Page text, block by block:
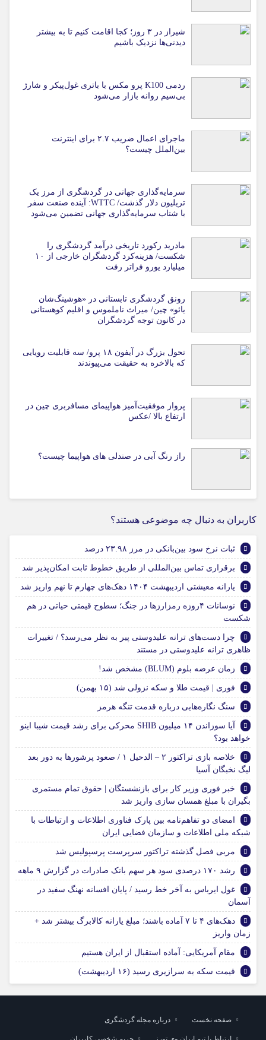
شیراز در ۳ روز؛ کجا اقامت کنیم تا به بیشتر
دیدنی‌ها نزدیک باشیم
ردمی K100 پرو مکس با باتری غول‌پیکر و شارژ
بی‌سیم روانه بازار می‌شود
ماجرای اعمال ضریب ۲.۷ برای اینترنت
بین‌الملل چیست؟
سرمایه‌گذاری جهانی در گردشگری از مرز یک
تریلیون دلار گذشت/ WTTC: آینده صنعت سفر
با شتاب سرمایه‌گذاری جهانی تضمین می‌شود
مادرید رکورد تاریخی درآمد گردشگری را
شکست/ هزینه‌کرد گردشگران خارجی از ۱۰
میلیارد یورو فراتر رفت
رونق گردشگری تابستانی در «هوشینگ‌شان
یائو» چین/ میراث ناملموس و اقلیم کوهستانی
در کانون توجه گردشگران
تحول بزرگ در آیفون ۱۸ پرو/ سه قابلیت رویایی
که بالاخره به حقیقت می‌پیوندند
پرواز موفقیت‌آمیز هواپیمای مسافربری چین در
ارتفاع بالا /عکس
راز رنگ آبی در صندلی های هواپیما چیست؟
کاربران به دنبال چه موضوعی هستند؟
ثبات نرخ سود بین‌بانکی در مرز ۲۳.۹۸ درصد
برقراری تماس بین‌المللی از طریق خطوط ثابت امکان‌پذیر شد
یارانه معیشتی اردیبهشت ۱۴۰۴ دهک‌های چهارم تا نهم واریز شد
نوسانات ۴روزه رمزارزها در جنگ؛ سطوح قیمتی حیاتی در هم
شکست
چرا دست‌های ترانه علیدوستی پیر به نظر می‌رسد؟ / تغییرات
ظاهری ترانه علیدوستی در مستند
زمان عرضه بلوم (BLUM) مشخص شد!
فوری | قیمت طلا و سکه نزولی شد (۱۵ بهمن)
سنگ نگاره‌هایی درباره قدمت تنگه هرمز
آیا سوزاندن ۱۴ میلیون SHIB محرکی برای رشد قیمت شیبا اینو
خواهد بود؟
خلاصه بازی تراکتور ۲ – الدحیل ۱ / صعود پرشور‌ها به دور بعد
لیگ نخبگان آسیا
خبر فوری وزیر کار برای بازنشستگان | حقوق تمام مستمری
بگیران با مبلغ همسان سازی واریز شد
امضای دو تفاهم‌نامه بین پارک فناوری اطلاعات و ارتباطات با
شبکه ملی اطلاعات و سازمان فضایی ایران
مربی فصل گذشته تراکتور سرپرست پرسپولیس شد
رشد ۱۷۰ درصدی سود هر سهم بانک صادرات در گزارش ۹ ماهه
غول ایرباس به آخر خط رسید / پایان افسانه نهنگ سفید در
آسمان
دهک‌های ۴ تا ۷ آماده باشند؛ مبلغ یارانه کالابرگ بیشتر شد +
زمان واریز
مقام آمریکایی: آماده استقبال از ایران هستیم
قیمت سکه به سرازیری رسید (۱۶ اردیبهشت)
صفحه نخست درباره مجله گردشگری